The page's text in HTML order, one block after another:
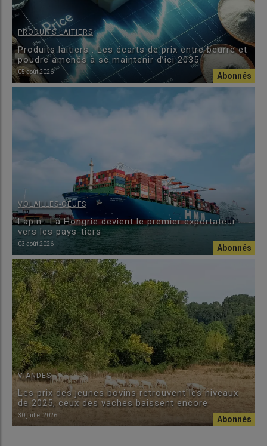
PRODUITS LAITIERS
Produits laitiers : Les écarts de prix entre beurre et
poudre amenés à se maintenir d’ici 2035
05 août 2026
VOLAILLES-OEUFS
Lapin : La Hongrie devient le premier exportateur
vers les pays-tiers
03 août 2026
VIANDES
Les prix des jeunes bovins retrouvent les niveaux
de 2025, ceux des vaches baissent encore
30 juillet 2026